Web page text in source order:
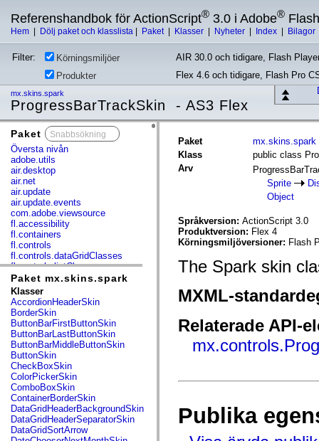
Referenshandbok för ActionScript® 3.0 i Adobe® Flash
Hem Dölj paket och klasslista Paket Klasser Nyheter Index Bilagor
Filter: Körningsmiljöer
AIR 30.0 och tidigare, Flash
Produkter
Flex 4.6 och tidigare, Flash Pro
mx.skins.spark
ProgressBarTrackSkin - AS3 Flex
Paket
Översta nivån
adobe.utils
air.desktop
air.net
air.update
air.update.events
com.adobe.viewsource
fl.accessibility
fl.containers
fl.controls
fl.controls.dataGridClasses
fl.controls.listClasses
fl.controls.progressBarClasses
fl.core
fl.data
fl.display
fl.events
fl.ik
fl.lang
fl.livepreview
fl.managers
fl.motion
fl.motion.easing
fl.rsl
fl.text
fl.transitions
fl.transitions.easing
fl.video
Paket mx.skins.spark
Klasser
AccordionHeaderSkin
BorderSkin
ButtonBarFirstButtonSkin
ButtonBarLastButtonSkin
ButtonBarMiddleButtonSkin
ButtonSkin
CheckBoxSkin
ColorPickerSkin
ComboBoxSkin
ContainerBorderSkin
DataGridHeaderBackgroundSkin
DataGridHeaderSeparatorSkin
DataGridSortArrow
Paket
mx.skins.spark
Klass
public class
Arv
Sprite
Object
Språkversion: ActionScript 3.0
Produktversion: Flex 4
Körningsmiljöversioner: Flash
The Spark skin
MXML-
Relaterade API-
Publika